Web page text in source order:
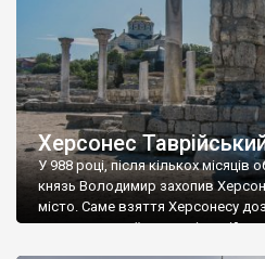
Херсонес
У 988 році, після кількох місяців
князь Володимир захопив
місто. Саме взяття Херсонесу
диктувати свої умови